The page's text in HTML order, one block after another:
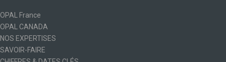
OPAL France
OPAL CANADA
NOS EXPERTISES
SAVOIR-FAIRE